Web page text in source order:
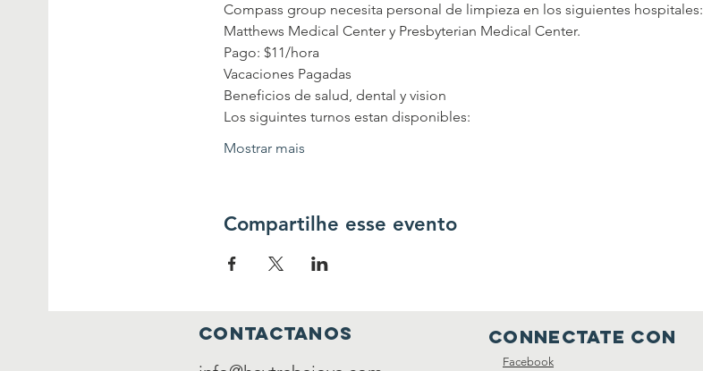
Compass group necesita personal de limpieza en los siguientes hospitales:
Matthews Medical Center y Presbyterian Medical Center.
Pago: $11/hora
Vacaciones Pagadas
Beneficios de salud, dental y vision
Los siguintes turnos estan disponibles:
Mostrar mais
Compartilhe esse evento
contactanos connectate con
Facebook